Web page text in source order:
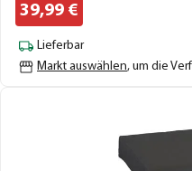
39,99 €
Lieferbar
Markt auswählen, um die